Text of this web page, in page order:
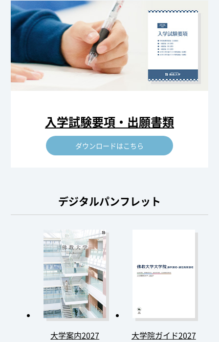
入学試験要項・出願書類
ダウンロードはこちら
デジタルパンフレット
大学案内2027 大学院ガイド2027